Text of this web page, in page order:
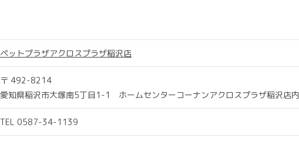
ペットプラザアクロスプラザ稲沢店
〒 492-8214
愛知県稲沢市大塚南5丁目1-1 ホームセンターコーナンアクロスプラザ稲沢店内
TEL 0587-34-1139